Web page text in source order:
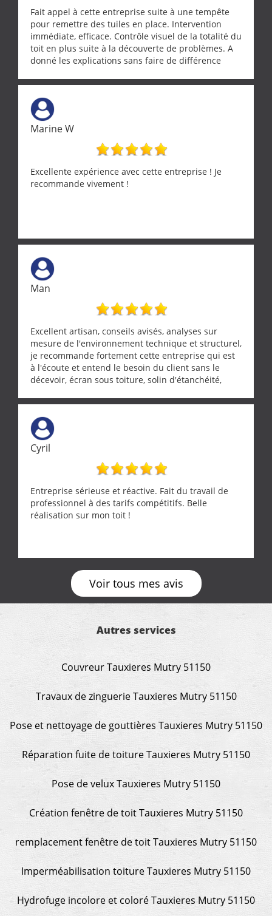
Fait appel à cette entreprise suite à une tempête
pour remettre des tuiles en place. Intervention
immédiate, efficace. Contrôle visuel de la totalité du
toit en plus suite à la découverte de problèmes. A
donné les explications sans faire de différence
Marine W
Excellente expérience avec cette entreprise ! Je
recommande vivement !
Man
Excellent artisan, conseils avisés, analyses sur
mesure de l'environnement technique et structurel,
je recommande fortement cette entreprise qui est
à l'écoute et entend le besoin du client sans le
décevoir, écran sous toiture, solin d'étanchéité,
récupérateur d'eau, tout a été parfaitement mis en
œuvre sans besoin d'y revenir. confiance assurée.
Cyril
Entreprise sérieuse et réactive. Fait du travail de
professionnel à des tarifs compétitifs. Belle
réalisation sur mon toit !
Voir tous mes avis
Autres services
Couvreur Tauxieres Mutry 51150
Travaux de zinguerie Tauxieres Mutry 51150
Pose et nettoyage de gouttières Tauxieres Mutry 51150
Réparation fuite de toiture Tauxieres Mutry 51150
Pose de velux Tauxieres Mutry 51150
Création fenêtre de toit Tauxieres Mutry 51150
remplacement fenêtre de toit Tauxieres Mutry 51150
Imperméabilisation toiture Tauxieres Mutry 51150
Hydrofuge incolore et coloré Tauxieres Mutry 51150